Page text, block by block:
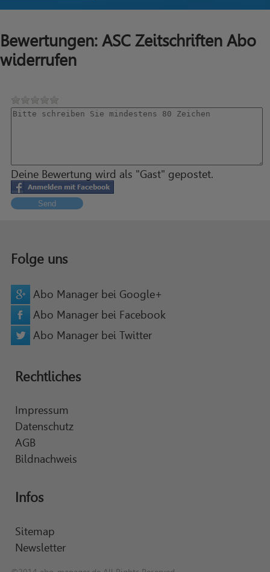
Bewertungen: ASC Zeitschriften Abo
widerrufen
Deine Bewertung wird als "Gast" gepostet.
Send
Folge uns
Abo Manager bei Google+
Abo Manager bei Facebook
Abo Manager bei Twitter
Rechtliches
Impressum
Datenschutz
AGB
Bildnachweis
Infos
Sitemap
Newsletter